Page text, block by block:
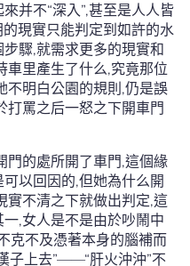
不“深入”,甚至是人人皆
現實只能判定到如許的水
驟,就需求更多的現實和
車里產生了什么,究竟那位
不明白公園的規則,仍是誤
打罵之后一怒之下開車門
門的處所開了車門,這個緣
以回因的,但她為什么開
實不清之下就做出判定,這
,女人是不是由於吵鬧中
克不及憑著本身的腦補而
子上去”——“肝火沖沖”不